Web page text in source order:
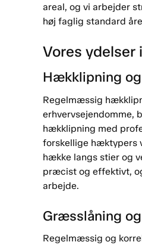
areal, og vi arbejder
høj faglig standard
Vores ydelser
Hækklipning
Regelmæssig
erhvervsejendomme,
hækklipning med
forskellige hæktypers
hække langs stier og
præcist og effektivt,
arbejde.
Græsslåning
Regelmæssig og